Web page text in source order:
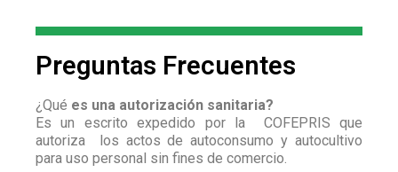
Preguntas Frecuentes
¿Qué es una autorización sanitaria?
Es un escrito expedido por la COFEPRIS que
autoriza los actos de autoconsumo y autocultivo
para uso personal sin fines de comercio.